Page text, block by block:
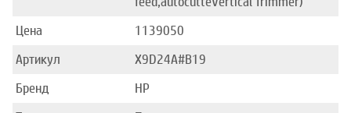
Цена
1139050
Артикул
X9D24A#B19
Бренд
HP